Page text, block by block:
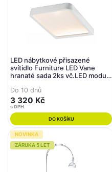
LED nábytkové přisazené
svítidlo Furniture LED Vane
hranaté sada 2ks vč.LED modulu
PAULMANN
Do 10 dnů
3 320 Kč
s DPH
DO KOŠÍKU
NOVINKA
ZÁRUKA 5 LET